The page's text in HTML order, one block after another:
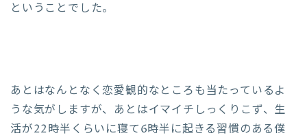
ということでした。
あとはなんとなく恋愛観的なところも当たっているよ
うな気がしますが、あとはイマイチしっくりこず、生
活が22時半くらいに寝て6時半に起きる習慣のある僕